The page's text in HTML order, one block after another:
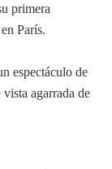
primera
París.
espectáculo de
agarrada de